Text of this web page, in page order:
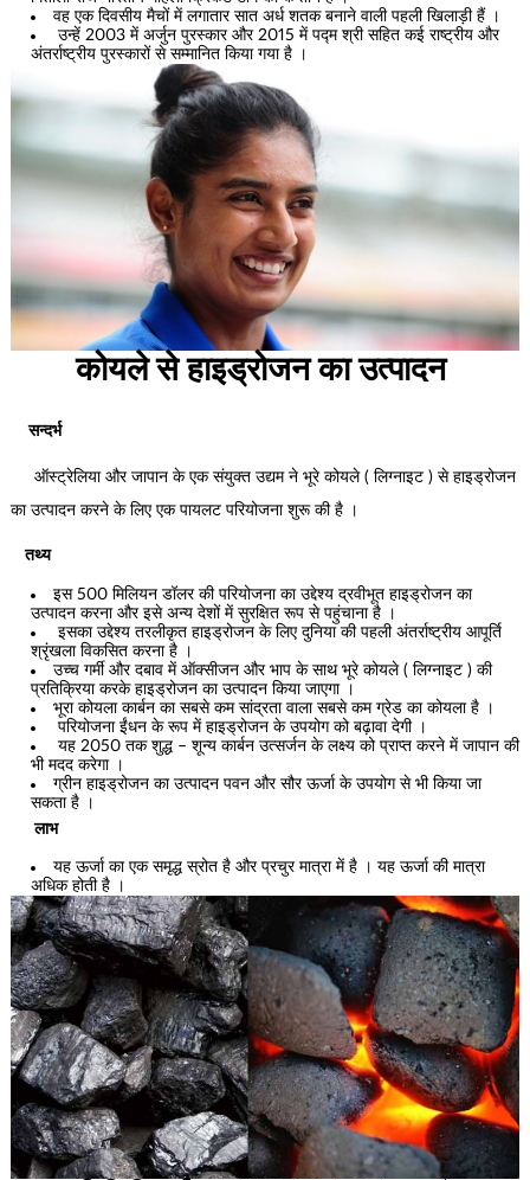
वह एक दिवसीय मैचों में लगातार सात अर्ध शतक बनाने वाली पहली खिलाड़ी हैं ।
उन्हें 2003 में अर्जुन पुरस्कार और 2015 में पद्म श्री सहित कई राष्ट्रीय और
अंतर्राष्ट्रीय पुरस्कारों से सम्मानित किया गया है ।
कोयले से हाइड्रोजन का उत्पादन
सन्दर्भ
ऑस्ट्रेलिया और जापान के एक संयुक्त उद्यम ने भूरे कोयले ( लिग्नाइट ) से हाइड्रोजन
का उत्पादन करने के लिए एक पायलट परियोजना शुरू की है ।
तथ्य
इस 500 मिलियन डॉलर की परियोजना का उद्देश्य द्रवीभूत हाइड्रोजन का
उत्पादन करना और इसे अन्य देशों में सुरक्षित रूप से पहुंचाना है ।
इसका उद्देश्य तरलीकृत हाइड्रोजन के लिए दुनिया की पहली अंतर्राष्ट्रीय आपूर्ति
श्रृंखला विकसित करना है ।
उच्च गर्मी और दबाव में ऑक्सीजन और भाप के साथ भूरे कोयले ( लिग्नाइट ) की
प्रतिक्रिया करके हाइड्रोजन का उत्पादन किया जाएगा ।
भूरा कोयला कार्बन का सबसे कम सांद्रता वाला सबसे कम ग्रेड का कोयला है ।
परियोजना ईंधन के रूप में हाइड्रोजन के उपयोग को बढ़ावा देगी ।
यह 2050 तक शुद्ध – शून्य कार्बन उत्सर्जन के लक्ष्य को प्राप्त करने में जापान की
भी मदद करेगा ।
ग्रीन हाइड्रोजन का उत्पादन पवन और सौर ऊर्जा के उपयोग से भी किया जा
सकता है ।
लाभ
यह ऊर्जा का एक समृद्ध स्रोत है और प्रचुर मात्रा में है । यह ऊर्जा की मात्रा
अधिक होती है ।